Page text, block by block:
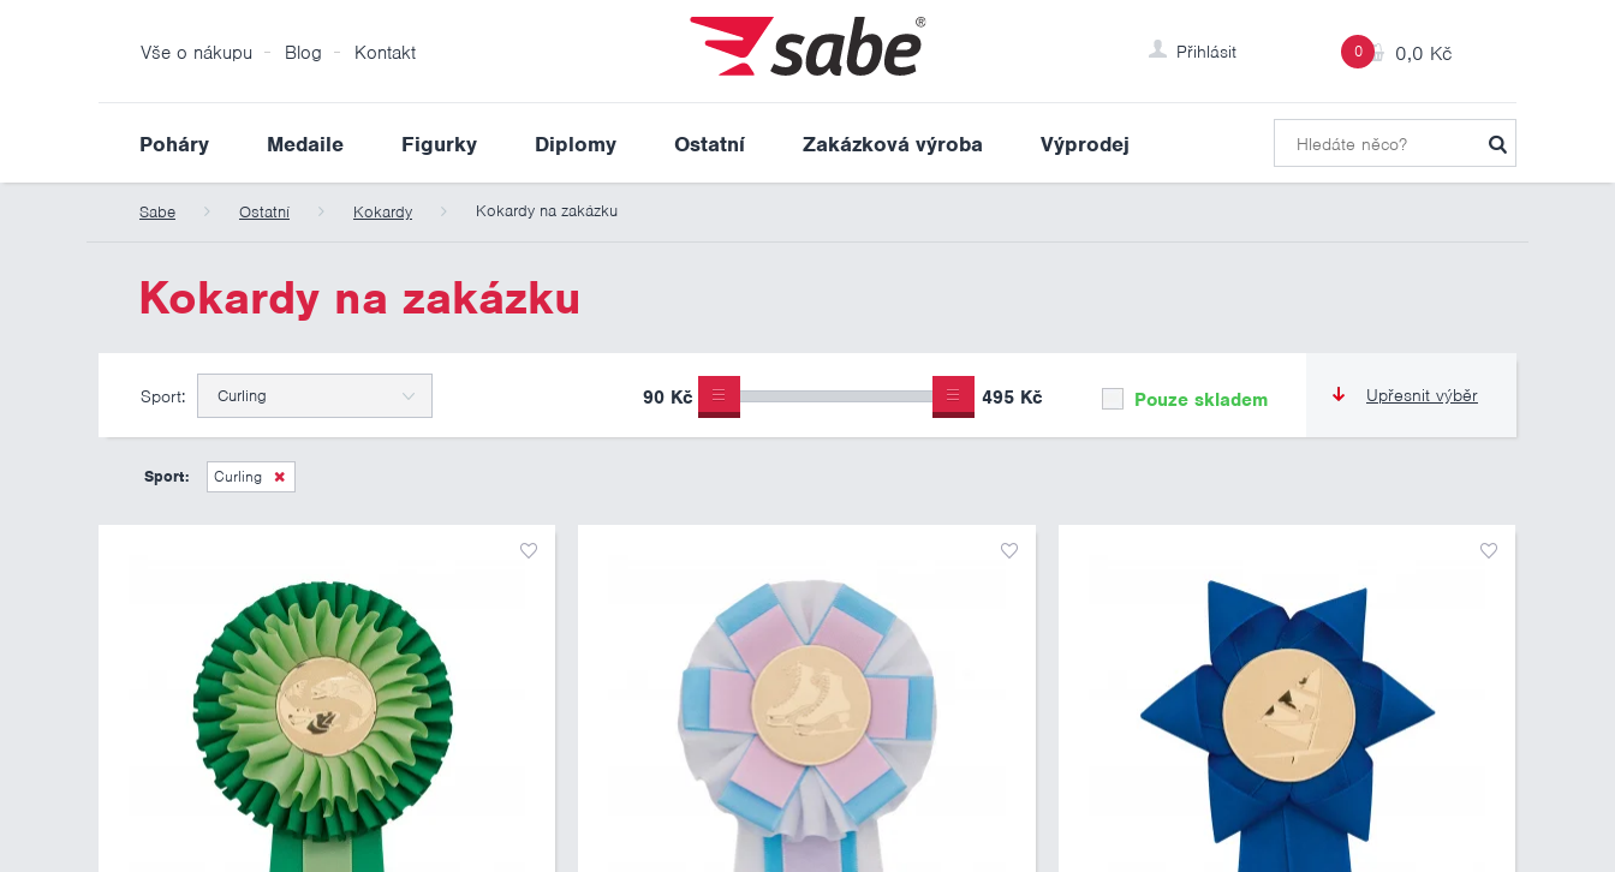
0 0,0 Kč
Přihlásit
Vše o nákupu Blog Kontakt
Poháry Medaile Figurky Diplomy Ostatní Zakázková výroba Výprodej
Sabe Ostatní Kokardy Kokardy na zakázku
Kokardy na zakázku
Upřesnit výběr
Sport: Curling Pouze skladem
90 Kč 495 Kč
Sport: Curling